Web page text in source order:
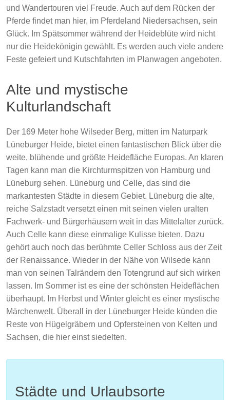
und Wandertouren viel Freude. Auch auf dem Rücken der
Pferde findet man hier, im Pferdeland Niedersachsen, sein
Glück. Im Spätsommer während der Heideblüte wird nicht
nur die Heidekönigin gewählt. Es werden auch viele andere
Feste gefeiert und Kutschfahrten im Planwagen angeboten.
Alte und mystische
Kulturlandschaft
Der 169 Meter hohe Wilseder Berg, mitten im Naturpark
Lüneburger Heide, bietet einen fantastischen Blick über die
weite, blühende und größte Heidefläche Europas. An klaren
Tagen kann man die Kirchturmspitzen von Hamburg und
Lüneburg sehen. Lüneburg und Celle, das sind die
markantesten Städte in diesem Gebiet. Lüneburg die alte,
reiche Salzstadt versetzt einen mit seinen vielen uralten
Fachwerk- und Bürgerhäusern weit in das Mittelalter zurück.
Auch Celle kann diese einmalige Kulisse bieten. Dazu
gehört auch noch das berühmte Celler Schloss aus der Zeit
der Renaissance. Wieder in der Nähe von Wilsede kann
man von seinen Talrändern den Totengrund auf sich wirken
lassen. Im Sommer ist es eine der schönsten Heideflächen
überhaupt. Im Herbst und Winter gleicht es einer mystische
Märchenwelt. Überall in der Lüneburger Heide künden die
Reste von Hügelgräbern und Opfersteinen von Kelten und
Sachsen, die hier einst siedelten.
Städte und Urlaubsorte